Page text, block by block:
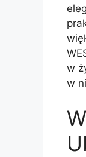
w
w